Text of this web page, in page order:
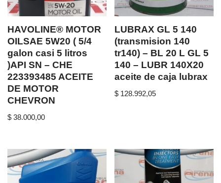
HAVOLINE® MOTOR
OILSAE 5W20 ( 5/4
galon casi 5 litros
)API SN – CHE
223393485 ACEITE
DE MOTOR
CHEVRON
$ 38.000,00
LUBRAX GL 5 140
(transmision 140
tr140) – BL 20 L GL 5
140 – LUBR 140X20
aceite de caja lubrax
$ 128.992,05